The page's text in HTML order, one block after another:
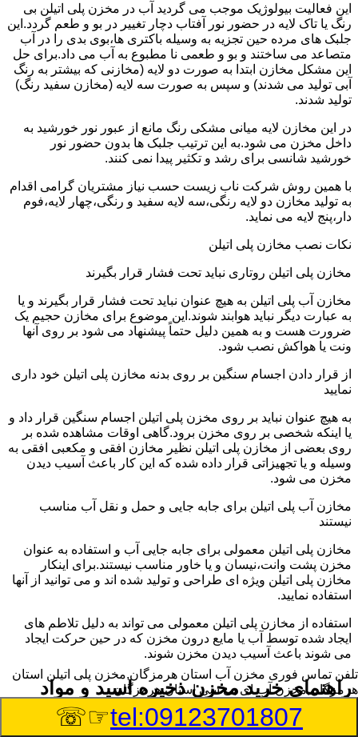
این فعالیت بیولوژیک موجب می گردید آب در مخزن پلی اتیلن بی
رنگ یا تاک لایه در حضور نور آفتاب دچار تغییر در بو و طعم گردد.این
جلبک های مرده حین تجزیه به وسیله باکتری ها،بوی بدی را در آب
متصاعد می ساختند و بو و طعمی نا مطبوع به آب می داد.برای حل
این مشکل مخازن ابتدا به صورت دو لایه (مخازنی که بیشتر به رنگ
آبی تولید می شدند) و سپس به صورت سه لایه (مخازن سفید رنگ)
تولید شدند.
در این مخازن لایه میانی مشکی رنگ مانع از عبور نور خورشید به
داخل مخزن می شود.به این ترتیب جلبک ها بدون حضور نور
خورشید شانسی برای رشد و تکثیر پیدا نمی کنند.
با همین روش شرکت ناب زیست حسب نیاز مشتریان گرامی اقدام
به تولید مخازن دو لایه رنگی،سه لایه سفید و رنگی،چهار لایه،فوم
دار،پنج لایه می نماید.
نکات نصب مخازن پلی اتیلن
مخازن پلی اتیلن روتاری نباید تحت فشار قرار بگیرند
مخازن آب پلی اتیلن به هیچ عنوان نباید تحت فشار قرار بگیرند و یا
به عبارت دیگر نباید هوابند شوند.این موضوع برای مخازن حجیم یک
ضرورت هست و به همین دلیل حتماً پیشنهاد می شود بر روی آنها
ونت یا هواکش نصب شود.
از قرار دادن اجسام سنگین بر روی بدنه مخازن پلی اتیلن خود داری
نمایید
به هیچ عنوان نباید بر روی مخزن پلی اتیلن اجسام سنگین قرار داد و
یا اینکه شخصی بر روی مخزن برود.گاهی اوقات مشاهده شده بر
روی بعضی از مخازن پلی اتیلن نظیر مخازن افقی و مکعبی افقی به
وسیله و یا تجهیزاتی قرار داده شده که این کار باعث آسیب دیدن
مخزن می شود.
مخازن آب پلی اتیلن برای جابه جایی و حمل و نقل آب مناسب
نیستند
مخازن پلی اتیلن معمولی برای جابه جایی آب و استفاده به عنوان
مخزن پشت وانت،نیسان و یا خاور مناسب نیستند.برای اینکار
مخازن پلی اتیلن ویژه ای طراحی و تولید شده اند و می توانید از آنها
استفاده نمایید.
استفاده از مخازن پلی اتیلن معمولی می تواند به دلیل تلاطم های
ایجاد شده توسط آب یا مایع درون مخزن که در حین حرکت ایجاد
می شوند باعث آسیب دیدن مخزن شوند.
راهنمای خرید مخزن ذخیره اسید و مواد
شیمیایی خورنده در استان هرمزگان
تلفن تماس فوری مخزن آب استان هرمزگان,مخزن پلی اتیلن استان
هرمزگان,مخزن آب ای بی سی استان هرمزگان
tel:09123701807
☞☏